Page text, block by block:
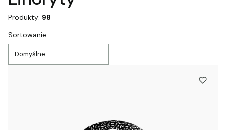
Produkty: 98
Lista produktów
Sortowanie:
Domyślne